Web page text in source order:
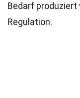
Bedarf produziert
Regulation.